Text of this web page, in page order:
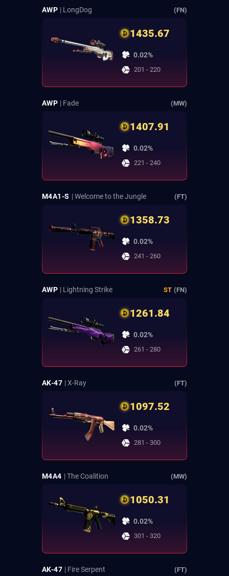
AWP | LongDog (FN)
1435.67
0.02%
201 - 220
AWP | Fade (MW)
1407.91
0.02%
221 - 240
M4A1-S | Welcome to the Jungle (FT)
1358.73
0.02%
241 - 260
AWP | Lightning Strike ST (FN)
1261.84
0.02%
261 - 280
AK-47 | X-Ray (FT)
1097.52
0.02%
281 - 300
M4A4 | The Coalition (MW)
1050.31
0.02%
301 - 320
AK-47 | Fire Serpent (FT)